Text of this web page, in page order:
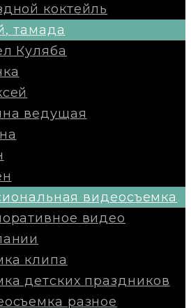
коктейль
тамада
Куляба
ведущая
видеосъемка
видео
клипа
детских праздников
разное